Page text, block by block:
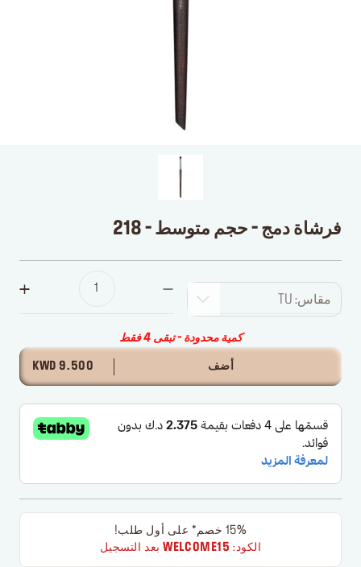
فرشاة دمج - حجم متوسط - 218
مقاس: TU
كمية محدودة - تبقى 4 فقط
أضف 9.500 KWD
15% خصم* على أول طلب!
الكود: WELCOME15بعد التسجيل